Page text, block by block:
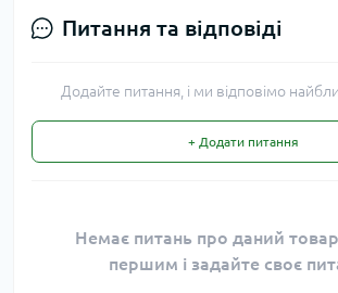
Питання та відповіді
Додайте питання, і ми відповімо
+ Додати питання
Немає питань про даний
першим і задайте своє